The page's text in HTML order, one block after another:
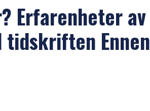
Erfarenheter av
Ennen